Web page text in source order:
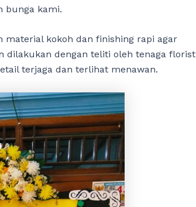
bunga kami.
material kokoh dan finishing rapi agar
dilakukan dengan teliti oleh tenaga florist
terjaga dan terlihat menawan.